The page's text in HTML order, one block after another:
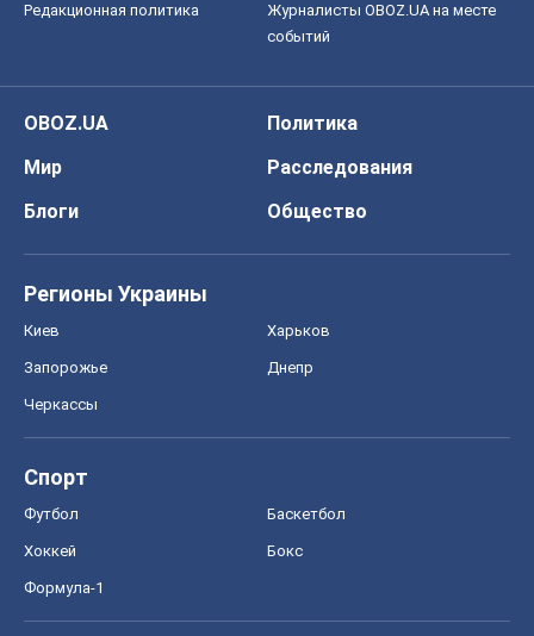
Редакционная политика
Журналисты OBOZ.UA на месте
событий
OBOZ.UA
Политика
Мир
Расследования
Блоги
Общество
Регионы Украины
Киев Харьков
Запорожье Днепр
Черкассы
Спорт
Футбол Баскетбол
Хоккей Бокс
Формула-1